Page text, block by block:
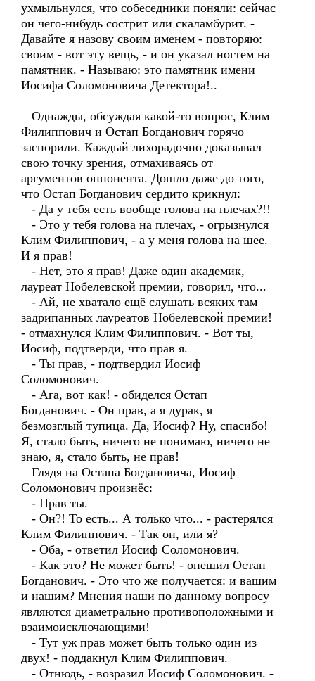
ухмыльнулся, что собеседники поняли: сейчас
он чего-нибудь сострит или скаламбурит. -
Давайте я назову своим именем - повторяю:
своим - вот эту вещь, - и он указал ногтем на
памятник. - Называю: это памятник имени
Иосифа Соломоновича Детектора!..
Однажды, обсуждая какой-то вопрос, Клим
Филиппович и Остап Богданович горячо
заспорили. Каждый лихорадочно доказывал
свою точку зрения, отмахиваясь от
аргументов оппонента. Дошло даже до того,
что Остап Богданович сердито крикнул:
- Да у тебя есть вообще голова на плечах?!!
- Это у тебя голова на плечах, - огрызнулся
Клим Филиппович, - а у меня голова на шее.
И я прав!
- Нет, это я прав! Даже один академик,
лауреат Нобелевской премии, говорил, что...
- Ай, не хватало ещё слушать всяких там
задрипанных лауреатов Нобелевской премии!
- отмахнулся Клим Филиппович. - Вот ты,
Иосиф, подтверди, что прав я.
- Ты прав, - подтвердил Иосиф
Соломонович.
- Ага, вот как! - обиделся Остап
Богданович. - Он прав, а я дурак, я
безмозглый тупица. Да, Иосиф? Ну, спасибо!
Я, стало быть, ничего не понимаю, ничего не
знаю, я, стало быть, не прав!
Глядя на Остапа Богдановича, Иосиф
Соломонович произнёс:
- Прав ты.
- Он?! То есть... А только что... - растерялся
Клим Филиппович. - Так он, или я?
- Оба, - ответил Иосиф Соломонович.
- Как это? Не может быть! - опешил Остап
Богданович. - Это что же получается: и вашим
и нашим? Мнения наши по данному вопросу
являются диаметрально противоположными и
взаимоисключающими!
- Тут уж прав может быть только один из
двух! - поддакнул Клим Филиппович.
- Отнюдь, - возразил Иосиф Соломонович. -